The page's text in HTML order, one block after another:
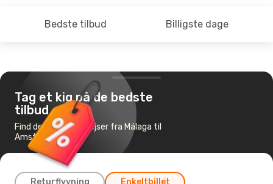
Bedste tilbud Billigste dage
Tag et kig på de bedste
tilbud
Find de billigste flyrejser fra Málaga til
Amsterdam
Returflyvning Enkeltbillet